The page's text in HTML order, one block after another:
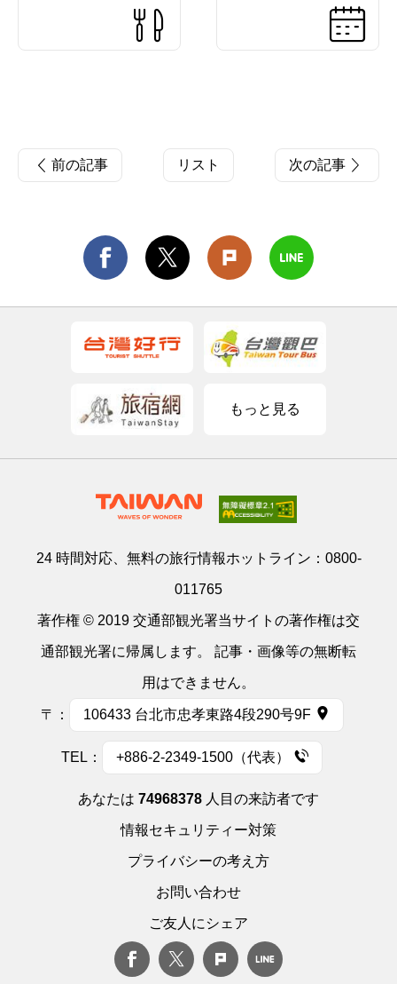
前の記事 リスト 次の記事
もっと見る
24 時間対応、無料の旅行情報ホットライン： 0800-
011765
著作権 © 2019 交通部観光署当サイトの著作権は交
通部観光署に帰属します。 記事・画像等の無断転
用はできません。
〒： 106433 台北市忠孝東路4段290号9F
TEL： +886-2-2349-1500（代表）
あなたは 74968378 人目の来訪者です
情報セキュリティー対策
プライバシーの考え方
お問い合わせ
ご友人にシェア